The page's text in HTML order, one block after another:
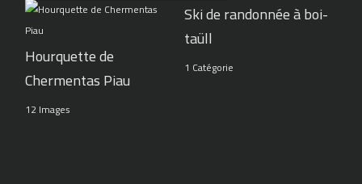
Hourquette de
Chermentas Piau
12 Images
Ski de randonnée à boi-
taüll
1 Catégorie